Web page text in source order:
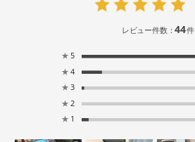
レビュー件数：44件
★ 5
★ 4
★ 3
★ 2
★ 1